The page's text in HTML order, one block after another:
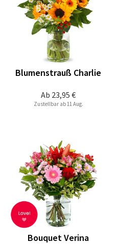
Ab 23,95 €
Blumenstrauß Charlie
Zustellbar ab 11 Aug.
Bouquet Verina